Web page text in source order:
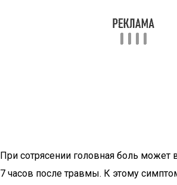
При сотрясении головная боль может
7 часов после травмы. К этому